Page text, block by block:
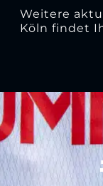
Weitere
Köln findet